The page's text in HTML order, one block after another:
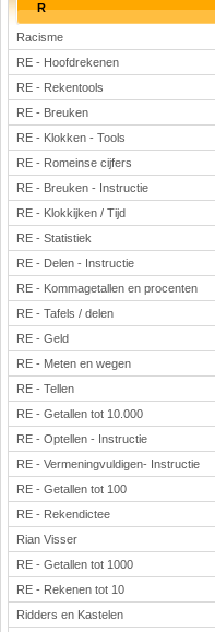
R
Racisme
RE - Hoofdrekenen
RE - Rekentools
RE - Breuken
RE - Klokken - Tools
RE - Romeinse cijfers
RE - Breuken - Instructie
RE - Klokkijken / Tijd
RE - Statistiek
RE - Delen - Instructie
RE - Kommagetallen en procenten
RE - Tafels / delen
RE - Geld
RE - Meten en wegen
RE - Tellen
RE - Getallen tot 10.000
RE - Optellen - Instructie
RE - Vermeningvuldigen- Instructie
RE - Getallen tot 100
RE - Rekendictee
Rian Visser
RE - Getallen tot 1000
RE - Rekenen tot 10
Ridders en Kastelen